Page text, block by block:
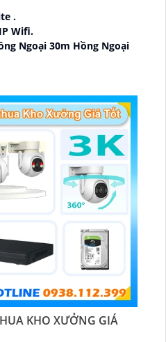
.
IP Wifi.
Ngoại 30m Hồng Ngoại
KHO XƯỞNG GIÁ